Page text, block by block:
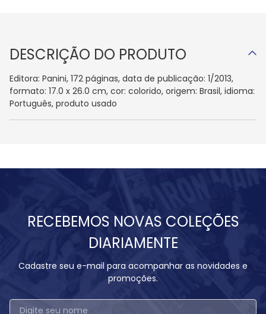
DESCRIÇÃO DO PRODUTO
Editora: Panini, 172 páginas, data de publicação: 1/2013,
formato: 17.0 x 26.0 cm, cor: colorido, origem: Brasil, idioma:
Português, produto usado
RECEBEMOS NOVAS COLEÇÕES
DIARIAMENTE
Cadastre seu e-mail para acompanhar as novidades e
promoções.